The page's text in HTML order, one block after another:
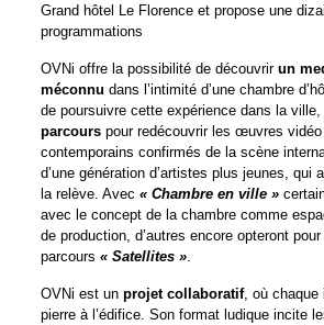
Grand hôtel Le Florence et propose une
programmations
OVNi offre la possibilité de découvrir un
méconnu dans l’intimité d’une chambre
de poursuivre cette expérience dans la ville,
parcourspour redécouvrir les œuvres vidéo
contemporains confirmés de la scène
d’une génération d’artistes plus jeunes, qui
la relève. Avec « Chambre en ville »
avec le concept de la chambre comme
de production, d’autres encore opteront
parcours « Satellites ».
OVNi est un projet collaboratif, où chaque
pierre à l’édifice. Son format ludique incite